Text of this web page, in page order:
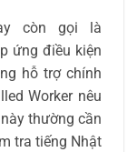
còn gọi là
ứng điều kiện
hỗ trợ chính
Worker nêu
thường cần
tra tiếng Nhật